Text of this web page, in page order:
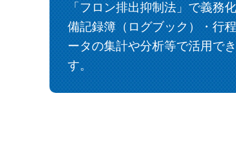
「フロン排出抑制法」で義務
備記録簿（ログブック）・行
ータの集計や分析等で活用で
す。